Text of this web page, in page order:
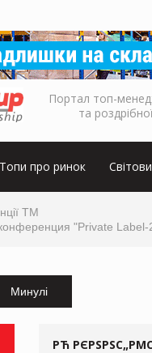
Портал топ-
та
Топи про ринок
ТМ
"Private
Минулі
РЋ